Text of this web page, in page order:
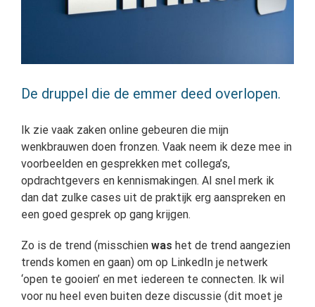
De druppel die de emmer deed overlopen.
Ik zie vaak zaken online gebeuren die mijn
wenkbrauwen doen fronzen. Vaak neem ik deze mee in
voorbeelden en gesprekken met collega’s,
opdrachtgevers en kennismakingen. Al snel merk ik
dan dat zulke cases uit de praktijk erg aanspreken en
een goed gesprek op gang krijgen.
Zo is de trend (misschien was het de trend aangezien
trends komen en gaan) om op LinkedIn je netwerk
‘open te gooien’ en met iedereen te connecten. Ik wil
voor nu heel even buiten deze discussie (dit moet je